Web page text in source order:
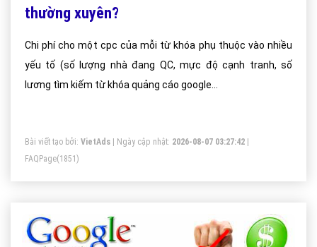
thường xuyên?
Chi phí cho một cpc của mỗi từ khóa phụ thuộc vào nhiều
yếu tố (số lượng nhà đang QC, mực độ cạnh tranh, số
lương tìm kiếm từ khóa quảng cáo google...
Bài viết tạo bởi: VietAds | Ngày cập nhật: 2026-08-07 03:27:42
FAQPage(1851)